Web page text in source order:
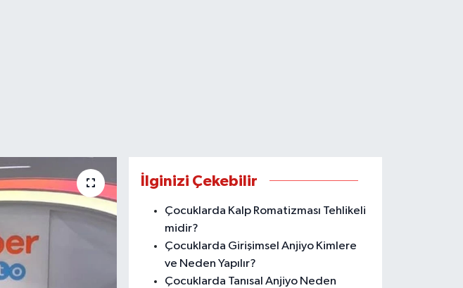
İlginizi Çekebilir
Çocuklarda Kalp Romatizması Tehlikeli
midir?
Çocuklarda Girişimsel Anjiyo Kimlere
ve Neden Yapılır?
Çocuklarda Tanısal Anjiyo Neden